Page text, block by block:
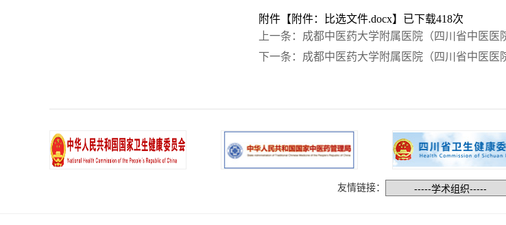
附件【 附件：比选文件.docx】已下载418次
上一条： 成都中医药大学附属医院（四川省中医
下一条： 成都中医药大学附属医院（四川省中医
友情链接：